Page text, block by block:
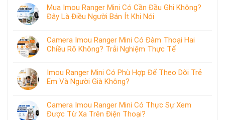
Mua Imou Ranger Mini Có Cần Đầu Ghi Không?
Đây Là Điều Người Bán Ít Khi Nói
Camera Imou Ranger Mini Có Đàm Thoại Hai
Chiều Rõ Không? Trải Nghiệm Thực Tế
Imou Ranger Mini Có Phù Hợp Để Theo Dõi Trẻ
Em Và Người Già Không?
Camera Imou Ranger Mini Có Thực Sự Xem
Được Từ Xa Trên Điện Thoại?